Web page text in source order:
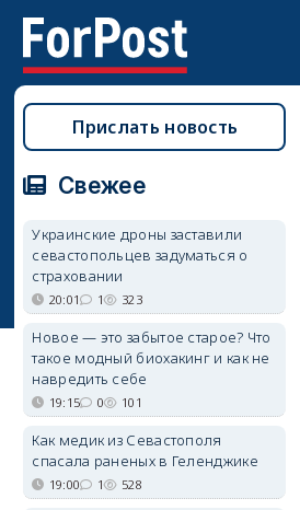
Прислать новость
Свежее
Украинские дроны заставили
севастопольцев задуматься о
страховании
20:01 1 323
Новое — это забытое старое? Что
такое модный биохакинг и как не
навредить себе
19:15 0 101
Как медик из Севастополя
спасала раненых в Геленджике
19:00 1 528